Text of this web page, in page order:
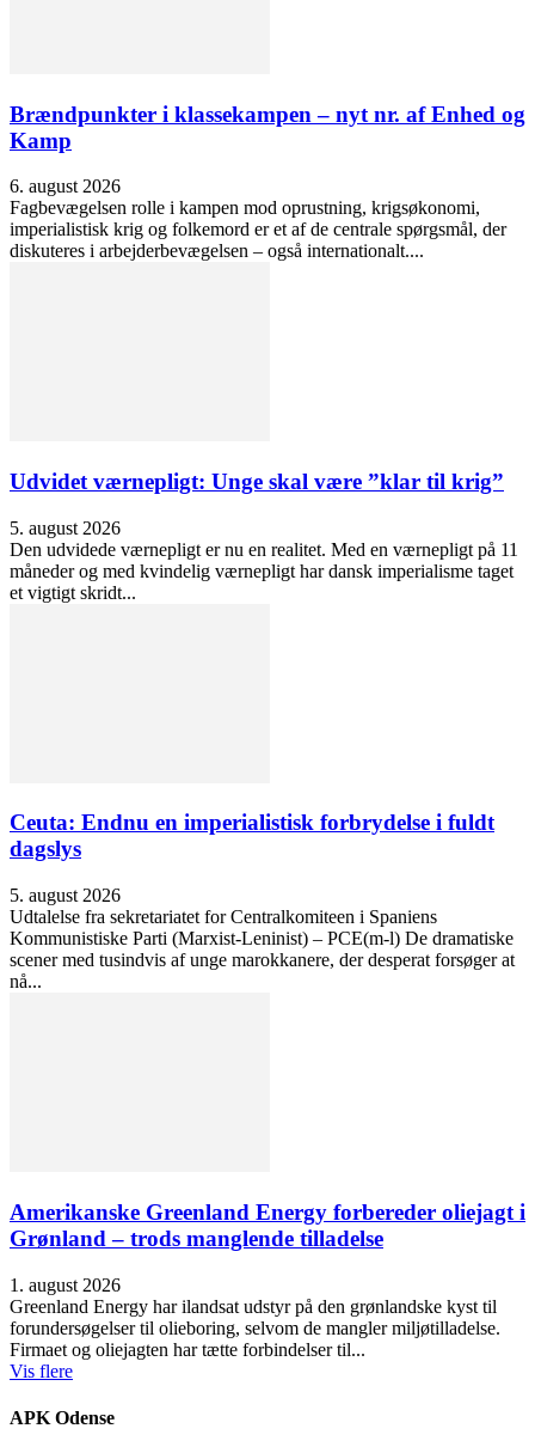
Brændpunkter i klassekampen – nyt nr. af Enhed og
Kamp
6. august 2026
Fagbevægelsen rolle i kampen mod oprustning, krigsøkonomi,
imperialistisk krig og folkemord er et af de centrale spørgsmål, der
diskuteres i arbejderbevægelsen – også internationalt....
Udvidet værnepligt: Unge skal være ”klar til krig”
5. august 2026
Den udvidede værnepligt er nu en realitet. Med en værnepligt på 11
måneder og med kvindelig værnepligt har dansk imperialisme taget
et vigtigt skridt...
Ceuta: Endnu en imperialistisk forbrydelse i fuldt
dagslys
5. august 2026
Udtalelse fra sekretariatet for Centralkomiteen i Spaniens
Kommunistiske Parti (Marxist-Leninist) – PCE(m-l) De dramatiske
scener med tusindvis af unge marokkanere, der desperat forsøger at
nå...
Amerikanske Greenland Energy forbereder oliejagt i
Grønland – trods manglende tilladelse
1. august 2026
Greenland Energy har ilandsat udstyr på den grønlandske kyst til
forundersøgelser til olieboring, selvom de mangler miljøtilladelse.
Firmaet og oliejagten har tætte forbindelser til...
Vis flere
APK Odense